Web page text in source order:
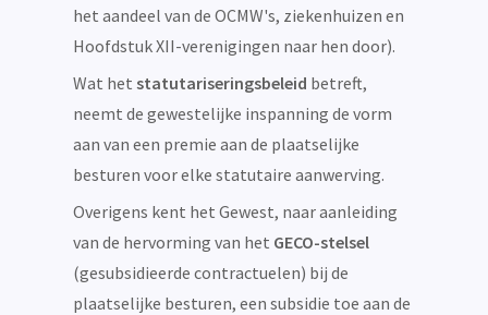
het aandeel van de OCMW's, ziekenhuizen en
Hoofdstuk XII-verenigingen naar hen door).
Wat het statutariseringsbeleid betreft,
neemt de gewestelijke inspanning de vorm
aan van een premie aan de plaatselijke
besturen voor elke statutaire aanwerving.
Overigens kent het Gewest, naar aanleiding
van de hervorming van het GECO-stelsel
(gesubsidieerde contractuelen) bij de
plaatselijke besturen, een subsidie toe aan de